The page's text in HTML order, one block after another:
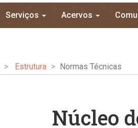
Serviços Acervos
Estrutura Normas Técnicas
Núcleo